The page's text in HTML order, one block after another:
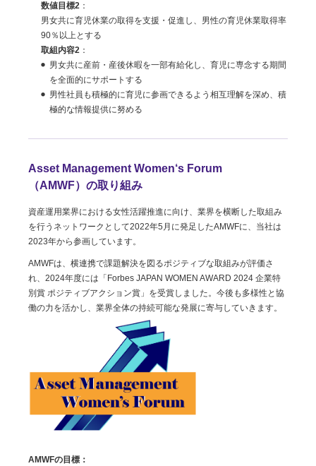
数値目標2 ：
男女共に育児休業の取得を支援・促進し、男性の育児休業取得率
90％以上とする
取組内容2 ：
男女共に産前・産後休暇を一部有給化し、育児に専念する期間
を全面的にサポートする
男性社員も積極的に育児に参画できるよう相互理解を深め、積
極的な情報提供に努める
Asset Management Women‘s Forum
（AMWF） の取り組み
資産運用業界における女性活躍推進に向け、業界を横断した取組み
を行うネットワークとして2022年5月に発足したAMWFに、当社は
2023年から参画しています。
AMWFは、横連携で課題解決を図るポジティブな取組みが評価さ
れ、2024年度には「Forbes JAPAN WOMEN AWARD 2024 企業特
別賞 ポジティブアクション賞」を受賞しました。今後も多様性と協
働の力を活かし、業界全体の持続可能な発展に寄与していきます。
AMWFの目標：